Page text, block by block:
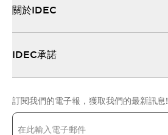
關於IDEC
IDEC承諾
訂閱我們的電子報，獲取我們的最新訊息!